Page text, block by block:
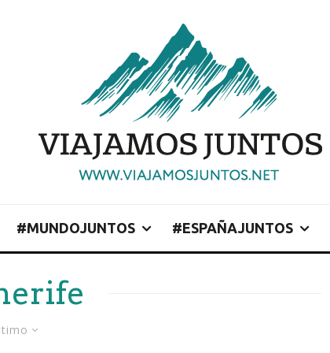
#MUNDOJUNTOS #ESPAÑAJUNTOS